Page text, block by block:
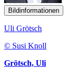
Bildinformationen
Uli Grötsch
© Susi Knoll
Grötsch, Uli